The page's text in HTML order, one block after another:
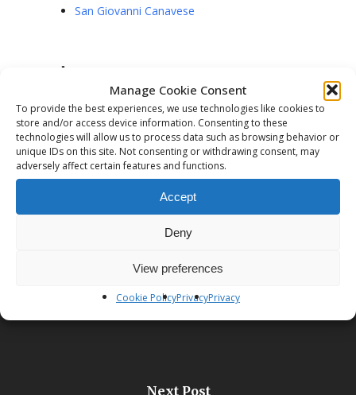
Manage Cookie Consent
To provide the best experiences, we use technologies like cookies to
store and/or access device information. Consenting to these
technologies will allow us to process data such as browsing behavior or
unique IDs on this site. Not consenting or withdrawing consent, may
adversely affect certain features and functions.
Accept
Deny
View preferences
Cookie PolicyPrivacyPrivacy
San Giovanni Canavese
Previous Post
L'EQUILIBRIO EMOTIVO
Next Post